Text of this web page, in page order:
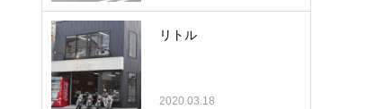
リトル
2020.03.18